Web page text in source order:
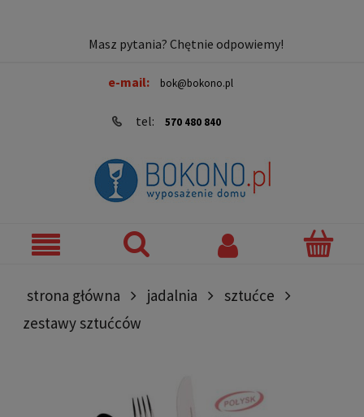
Masz pytania? Chętnie odpowiemy!
e-mail: bok@bokono.pl
tel: 570 480 840
strona główna jadalnia
sztućce
zestawy sztućców